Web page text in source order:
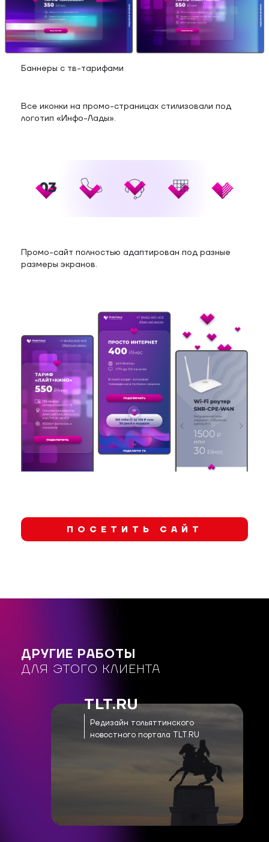
Баннеры с тв-тарифами
Все иконки на промо-страницах стилизовали под
логотип «Инфо-Лады».
Промо-сайт полностью адаптирован под разные
размеры экранов.
ПОСЕТИТЬ САЙТ
ДРУГИЕ РАБОТЫ
ДЛЯ ЭТОГО КЛИЕНТА
TLT.RU
Редизайн тольяттинского
новостного портала TLT.RU